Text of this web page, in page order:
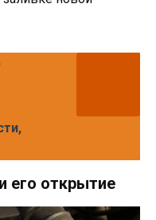
его открытие